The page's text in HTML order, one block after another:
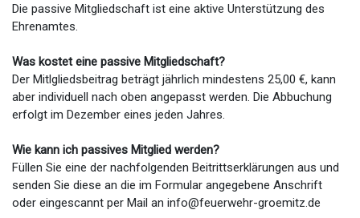
Die passive Mitgliedschaft ist eine aktive Unterstützung des
Ehrenamtes.
Was kostet eine passive Mitgliedschaft?
Der Mitlgliedsbeitrag beträgt jährlich mindestens 25,00 €, kann
aber individuell nach oben angepasst werden. Die Abbuchung
erfolgt im Dezember eines jeden Jahres.
Wie kann ich passives Mitglied werden?
Füllen Sie eine der nachfolgenden Beitrittserklärungen aus und
senden Sie diese an die im Formular angegebene Anschrift
oder eingescannt per Mail an info@feuerwehr-groemitz.de